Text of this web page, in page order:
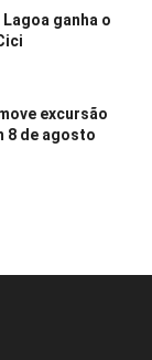
ganha o
excursão
8 de agosto